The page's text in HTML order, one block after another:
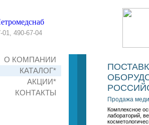
01, 490-67-04
О КОМПАНИИ
КАТАЛОГ*
АКЦИИ*
КОНТАКТЫ
Продажа
Комплексное
лабораторий,